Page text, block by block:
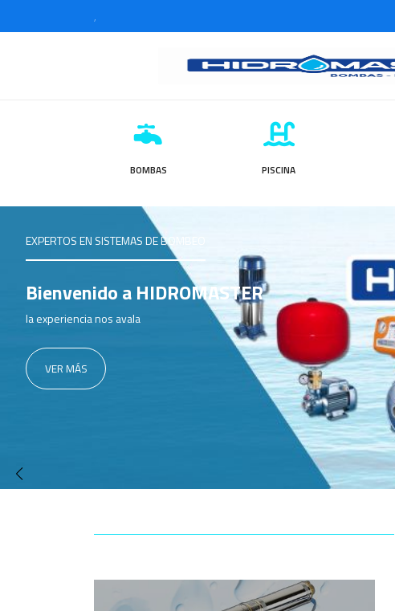
,
BOMBAS
PISCINA
EXPERTOS EN SISTEMAS DE BOMBEO
Bienvenido a HIDROMASTER
la experiencia nos avala
VER MÁS